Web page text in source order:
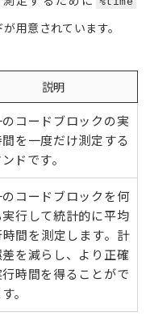
用意されています。
説明
コードブロックの実
を一度だけ測定する
ドです。
コードブロックを何
実行して統計的に平均
時間を測定します。計
を減らし、より正確
行時間を得ることがで
。